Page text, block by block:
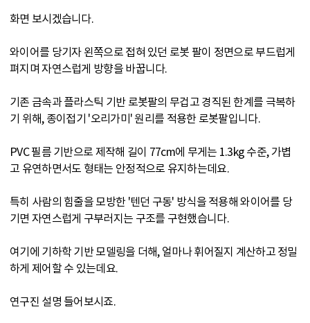
화면 보시겠습니다.
와이어를 당기자 왼쪽으로 접혀 있던 로봇 팔이 정면으로 부드럽게
펴지며 자연스럽게 방향을 바꿉니다.
기존 금속과 플라스틱 기반 로봇팔의 무겁고 경직된 한계를 극복하
기 위해, 종이접기 '오리가미' 원리를 적용한 로봇팔입니다.
PVC 필름 기반으로 제작해 길이 77cm에 무게는 1.3kg 수준, 가볍
고 유연하면서도 형태는 안정적으로 유지하는데요.
특히 사람의 힘줄을 모방한 '텐던 구동' 방식을 적용해 와이어를 당
기면 자연스럽게 구부러지는 구조를 구현했습니다.
여기에 기하학 기반 모델링을 더해, 얼마나 휘어질지 계산하고 정밀
하게 제어할 수 있는데요.
연구진 설명 들어보시죠.